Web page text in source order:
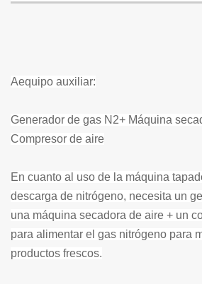
Aequipo auxiliar:
Generador de gas N2+ Máquina
Compresor de aire
En cuanto al uso de la máquina
descarga de nitrógeno, necesita un
una máquina secadora de aire + un
para alimentar el gas nitrógeno para
productos frescos.